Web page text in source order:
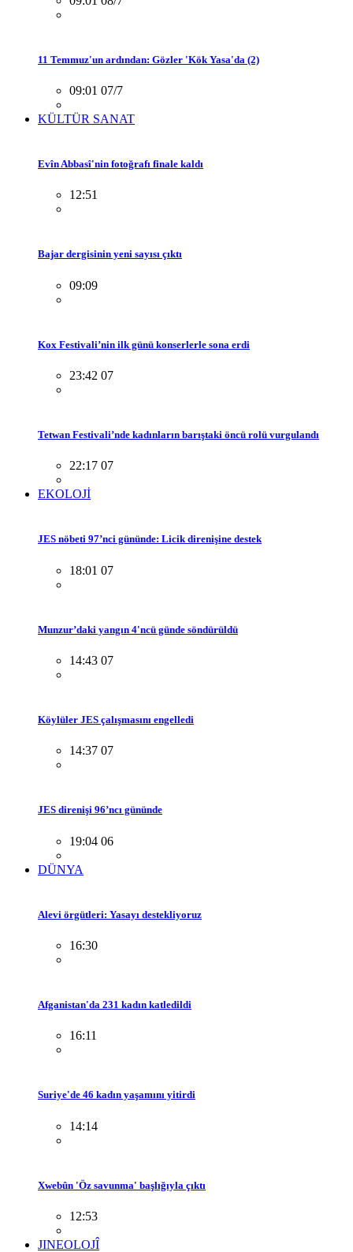
11 Temmuz'un ardından: Gözler 'Kök Yasa'da (2)
09:01 07/7
KÜLTÜR SANAT
Evîn Abbasî'nin fotoğrafı finale kaldı
12:51
Bajar dergisinin yeni sayısı çıktı
09:09
Kox Festivali’nin ilk günü konserlerle sona erdi
23:42 07
Tetwan Festivali’nde kadınların barıştaki öncü rolü vurgulandı
22:17 07
EKOLOJİ
JES nöbeti 97’nci gününde: Licik direnişine destek
18:01 07
Munzur’daki yangın 4'ncü günde söndürüldü
14:43 07
Köylüler JES çalışmasını engelledi
14:37 07
JES direnişi 96’ncı gününde
19:04 06
DÜNYA
Alevi örgütleri: Yasayı destekliyoruz
16:30
Afganistan'da 231 kadın katledildi
16:11
Suriye'de 46 kadın yaşamını yitirdi
14:14
Xwebûn 'Öz savunma' başlığıyla çıktı
12:53
JINEOLOJÎ